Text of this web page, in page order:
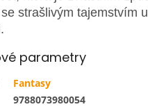
strašlivým tajemstvím
parametry
Fantasy
9788073980054